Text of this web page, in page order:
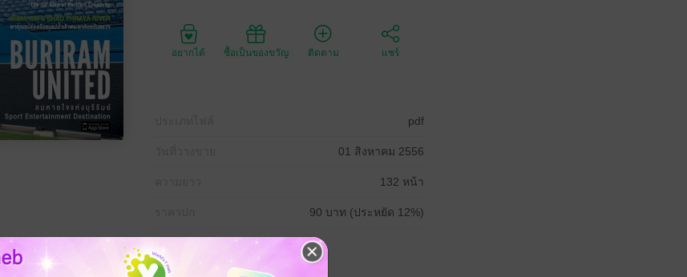
อยากได้ ซื้อเป็นของขวัญ ติดตาม แชร์
pdf
01 สิงหาคม 2556
132 หน้า
90 บาท (ประหยัด 12%)